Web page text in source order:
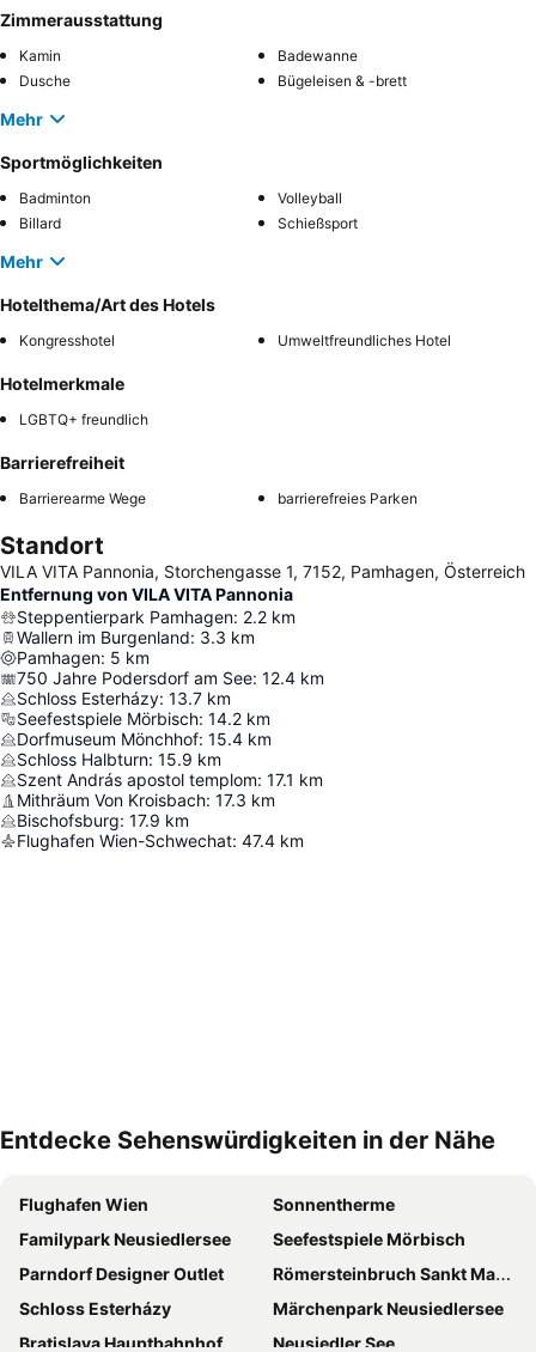
Zimmerausstattung
Kamin
Badewanne
Dusche
Bügeleisen & -brett
Mehr
Sportmöglichkeiten
Badminton
Volleyball
Billard
Schießsport
Mehr
Hotelthema/Art des Hotels
Kongresshotel Umweltfreundliches Hotel
Hotelmerkmale
LGBTQ+ freundlich
Barrierefreiheit
Barrierearme Wege barrierefreies Parken
Standort
VILA VITA Pannonia, Storchengasse 1, 7152, Pamhagen, Österreich
Entfernung von VILA VITA Pannonia
Steppentierpark Pamhagen: 2.2 km
Wallern im Burgenland: 3.3 km
Pamhagen: 5 km
750 Jahre Podersdorf am See: 12.4 km
Schloss Esterházy: 13.7 km
Seefestspiele Mörbisch: 14.2 km
Dorfmuseum Mönchhof: 15.4 km
Schloss Halbturn: 15.9 km
Szent András apostol templom: 17.1 km
Mithräum Von Kroisbach: 17.3 km
Bischofsburg: 17.9 km
Flughafen Wien-Schwechat: 47.4 km
Entdecke Sehenswürdigkeiten in der Nähe
Flughafen Wien
Sonnentherme
Familypark Neusiedlersee
Seefestspiele Mörbisch
Parndorf Designer Outlet
Römersteinbruch Sankt Margarethen
Schloss Esterházy
Märchenpark Neusiedlersee
Bratislava Hauptbahnhof
Neusiedler See